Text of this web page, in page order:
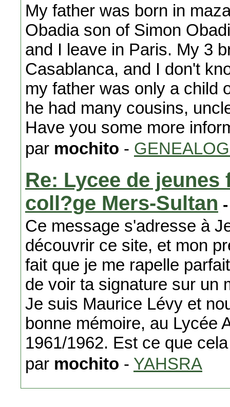
My father was born in
Obadia son of Simon
and I leave in Paris. My 3
Casablanca, and I don't
my father was only a child
he had many cousins,
Have you some more
par mochito -
Re: Lycee de
coll?ge Mers-Sultan
Ce message s'adresse à
découvrir ce site, et mon
fait que je me rapelle
de voir ta signature sur un
Je suis Maurice Lévy et
bonne mémoire, au Lycée
1961/1962. Est ce que
par mochito - YAHSRA